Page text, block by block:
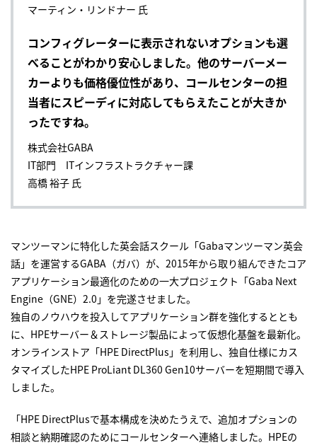
マーティン・リンドナー 氏
コンフィグレーターに表示されないオプションも選
べることがわかり安心しました。他のサーバーメー
カーよりも価格優位性があり、コールセンターの担
当者にスピーディに対応してもらえたことが大きか
ったですね。
株式会社GABA
IT部門 ITインフラストラクチャー課
高橋 裕子 氏
マンツーマンに特化した英会話スクール「Gabaマンツーマン英会
話」を運営するGABA（ガバ）が、2015年から取り組んできたコア
アプリケーション最適化のための一大プロジェクト「Gaba Next
Engine（GNE）2.0」を完遂させました。
独自のノウハウを投入してアプリケーション群を強化するととも
に、HPEサーバー＆ストレージ製品によって仮想化基盤を最新化。
オンラインストア「HPE DirectPlus」を利用し、独自仕様にカス
タマイズしたHPE ProLiant DL360 Gen10サーバーを短期間で導入
しました。
「HPE DirectPlusで基本構成を決めたうえで、追加オプションの
相談と納期確認のためにコールセンターへ連絡しました。HPEの